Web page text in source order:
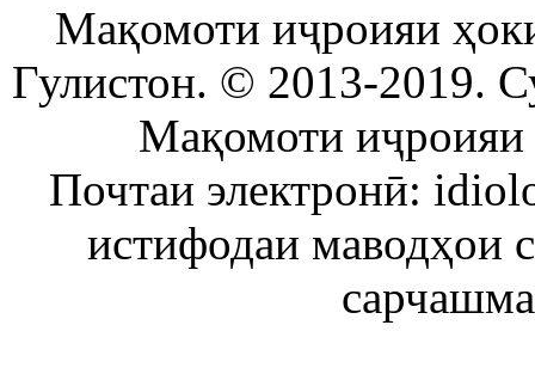
Мақомоти иҷроияи
Гулистон. © 2013-2019.
Мақомоти иҷроияи
Почтаи электронӣ:
истифодаи маводҳои